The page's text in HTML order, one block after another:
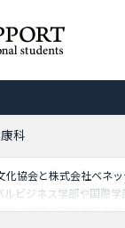
科
協会と株式会社ベネ
ビジネス学部や国際
、外国人留学生募集